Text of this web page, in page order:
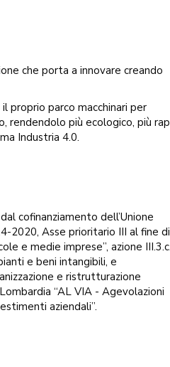
che porta a innovare creando
proprio parco macchinari per
rendendolo più ecologico, più
Industria 4.0.
cofinanziamento dell’Unione
2020, Asse prioritario III al fine di
e medie imprese”, azione
e beni intangibili, e
e ristrutturazione
“AL VIA - Agevolazioni
aziendali”.